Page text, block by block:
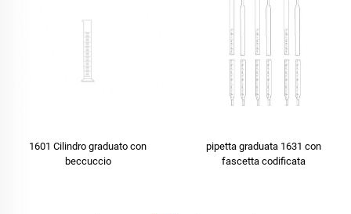
1601 Cilindro graduato con
beccuccio
pipetta graduata 1631 con
fascetta codificata